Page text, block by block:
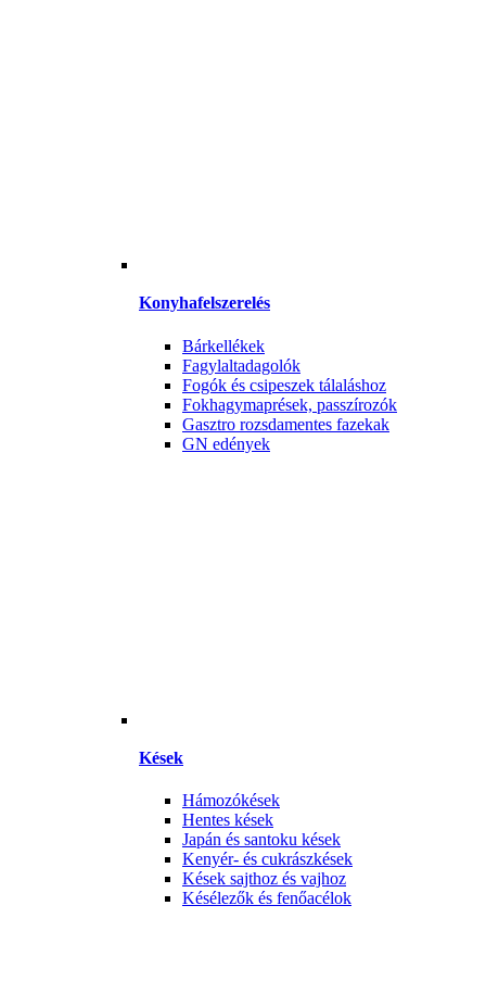
Konyhafelszerelés
Bárkellékek
Fagylaltadagolók
Fogók és csipeszek tálaláshoz
Fokhagymaprések, passzírozók
Gasztro rozsdamentes fazekak
GN edények
Kések
Hámozókések
Hentes kések
Japán és santoku kések
Kenyér- és cukrászkések
Kések sajthoz és vajhoz
Késélezők és fenőacélok